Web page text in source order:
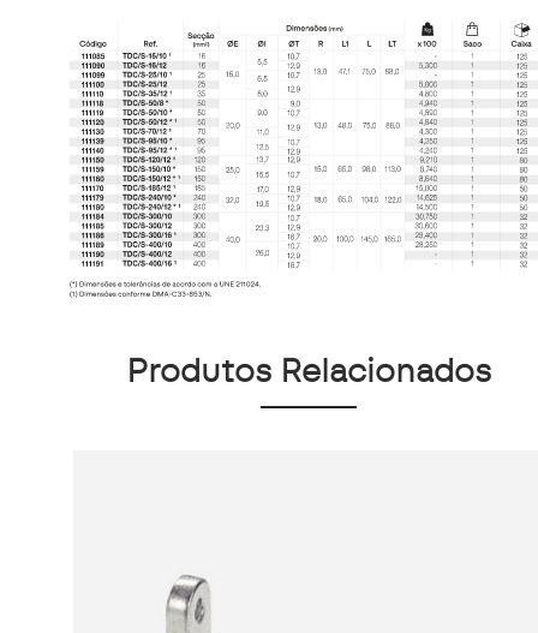
Produtos Relacionados